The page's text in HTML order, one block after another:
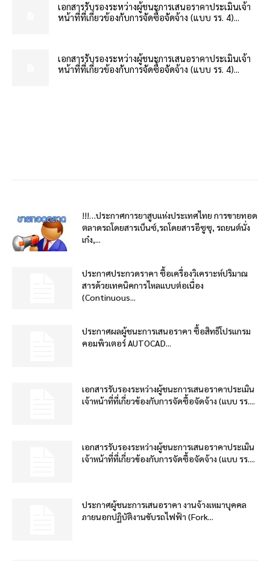
เอกสารรับรองระหว่างผู้ชนะการเสนอราคาประเมินเจ้า
หน้าที่ที่เกี่ยวข้องกับการจัดซื้อจัดจ้าง (แบบ รร. 4)...
เอกสารรับรองระหว่างผู้ชนะการเสนอราคาประเมินเจ้า
หน้าที่ที่เกี่ยวข้องกับการจัดซื้อจัดจ้าง (แบบ รร. 4)...
!!!…ประกาศการยาสูบแห่งประเทศไทย การขายทอด
ตลาดรถโดยสารเบ็นซ์,รถโดยสารอีซูซุ, รถยนต์นั่ง
เก๋ง,...
ประกาศประกวดราคา ซื้อเครื่องวิเคราะห์ปริมาณ
สารด้วยเทคนิคการไหลแบบต่อเนื่อง
(Continuous...
ประกาศผลผู้ชนะการเสนอราคา ซื้อสิทธิโปรแกรม
คอมพิวเตอร์ AUTOCAD...
เอกสารรับรองระหว่างผู้ชนะการเสนอราคาประเมิน
เจ้าหน้าที่ที่เกี่ยวข้องกับการจัดซื้อจัดจ้าง (แบบ รร....
เอกสารรับรองระหว่างผู้ชนะการเสนอราคาประเมิน
เจ้าหน้าที่ที่เกี่ยวข้องกับการจัดซื้อจัดจ้าง (แบบ รร....
ประกาศผู้ชนะการเสนอราคา งานจ้างเหมาบุคคล
ภายนอกปฏิบัติงานขับรถไฟฟ้า (Fork...